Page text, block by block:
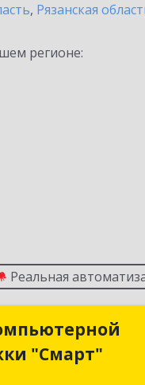
, Рязанская
регионе:
Реальная
"Смарт"